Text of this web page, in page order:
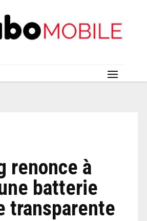
renonce à
batterie
transparente